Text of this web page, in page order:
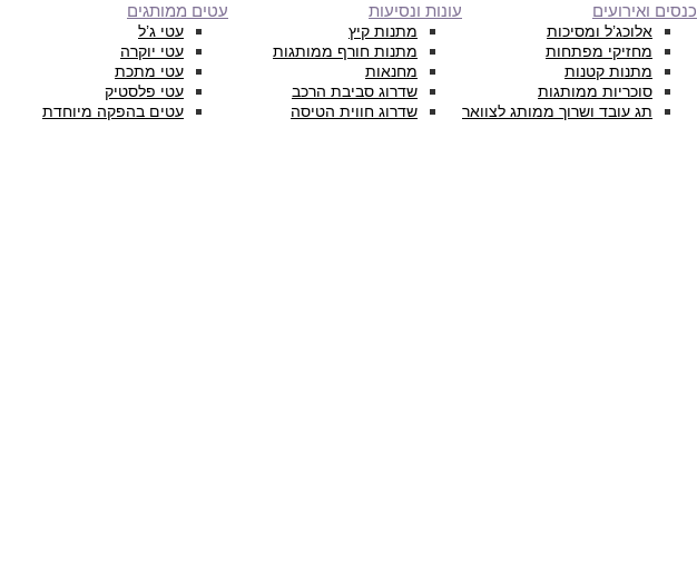
כנסים ואירועים
אלוכג’ל ומסיכות
מחזיקי מפתחות
מתנות קטנות
סוכריות ממותגות
תג עובד ושרוך ממותג לצוואר
עונות ונסיעות
מתנות קיץ
מתנות חורף ממותגות
מחנאות
שדרוג סביבת הרכב
שדרוג חווית הטיסה
עטים ממותגים
עטי ג’ל
עטי יוקרה
עטי מתכת
עטי פלסטיק
עטים בהפקה מיוחדת